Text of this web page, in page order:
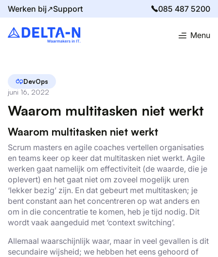
Werken bij↗Support 085 487 5200
Menu
Home Blog Waarom multitasken niet werkt
DevOps
juni 16, 2022
Waarom multitasken niet werkt
Waarom multitasken niet werkt
Scrum masters en agile coaches vertellen organisaties
en teams keer op keer dat multitasken niet werkt. Agile
werken gaat namelijk om effectiviteit (de waarde, die je
oplevert) en het gaat niet om zoveel mogelijk uren
‘lekker bezig’ zijn. En dat gebeurt met multitasken; je
bent constant aan het concentreren op wat anders en
om in die concentratie te komen, heb je tijd nodig. Dit
wordt vaak aangeduid met ‘context switching’.
Allemaal waarschijnlijk waar, maar in veel gevallen is dit
secundaire wijsheid; we hebben het eens gehoord of